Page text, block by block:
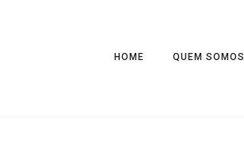
HOME QUEM SOMOS